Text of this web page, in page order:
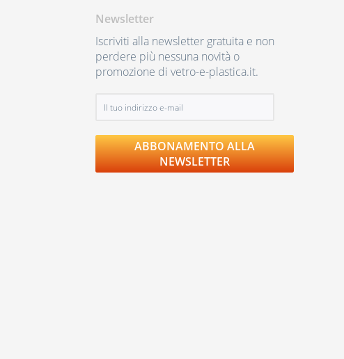
Newsletter
Iscriviti alla newsletter gratuita e non
perdere più nessuna novità o
promozione di vetro-e-plastica.it.
ABBONAMENTO ALLA
NEWSLETTER